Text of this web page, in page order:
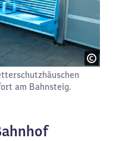
am Bahnsteig.